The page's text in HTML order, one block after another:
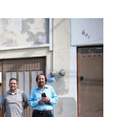
Pero incluso
no son expertos
nuevo que
Si eres una
tal vez